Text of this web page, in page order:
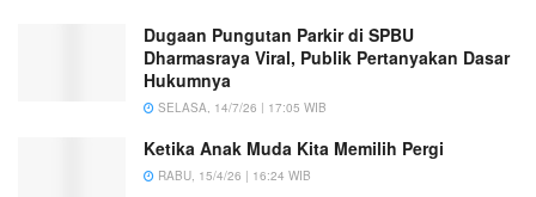
Dugaan Pungutan Parkir di SPBU
Dharmasraya Viral, Publik Pertanyakan Dasar
Hukumnya
SELASA, 14/7/26 | 17:05 WIB
Ketika Anak Muda Kita Memilih Pergi
RABU, 15/4/26 | 16:24 WIB